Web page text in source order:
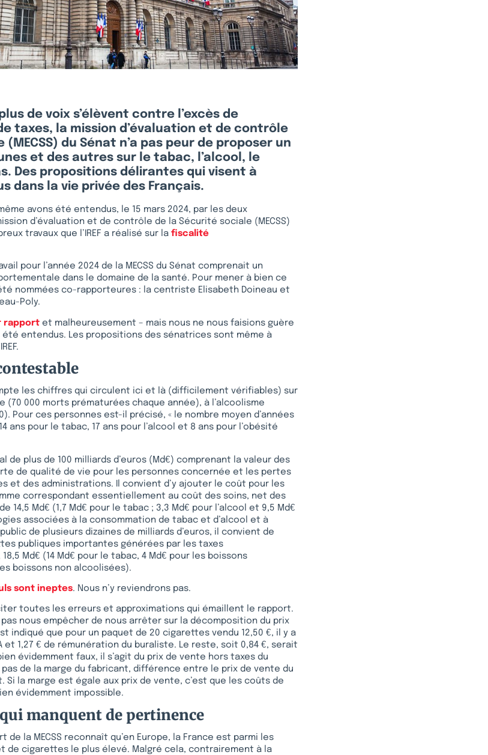
de voix s’élèvent contre l’excès de
taxes, la mission d’évaluation et de contrôle
du Sénat n’a pas peur de proposer un
et des autres sur le tabac, l’alcool, le
Des propositions délirantes qui visent à
dans la vie privée des Français.
avons été entendus, le 15 mars 2024, par les deux
d’évaluation et de contrôle de la Sécurité sociale (MECSS)
travaux que l’IREF a réalisé sur la fiscalité
pour l’année 2024 de la MECSS du Sénat comprenait un
dans le domaine de la santé. Pour mener à bien ce
nommées co-rapporteures : la centriste Elisabeth Doineau et
Poly.
rapport et malheureusement – mais nous ne nous faisions guère
été entendus. Les propositions des sénatrices sont même à
les chiffres qui circulent ici et là (difficilement vérifiables) sur
(70 000 morts prématurées chaque année), à l’alcoolisme
Pour ces personnes est-il précisé, « le nombre moyen d’années
ans pour le tabac, 17 ans pour l’alcool et 8 ans pour l’obésité
de plus de 100 milliards d’euros (Md€) comprenant la valeur des
de qualité de vie pour les personnes concernée et les pertes
et des administrations. Il convient d’y ajouter le coût pour les
correspondant essentiellement au coût des soins, net des
14,5 Md€ (1,7 Md€ pour le tabac ; 3,3 Md€ pour l’alcool et 9,5 Md€
associées à la consommation de tabac et d’alcool et à
de plusieurs dizaines de milliards d’euros, il convient de
publiques importantes générées par les taxes
Md€ (14 Md€ pour le tabac, 4 Md€ pour les boissons
boissons non alcoolisées).
sont ineptes. Nous n’y reviendrons pas.
toutes les erreurs et approximations qui émaillent le rapport.
nous empêcher de nous arrêter sur la décomposition du prix
indiqué que pour un paquet de 20 cigarettes vendu 12,50 €, il y a
et 1,27 € de rémunération du buraliste. Le reste, soit 0,84 €, serait
évidemment faux, il s’agit du prix de vente hors taxes du
de la marge du fabricant, différence entre le prix de vente du
la marge est égale aux prix de vente, c’est que les coûts de
évidemment impossible.
manquent de pertinence
de la MECSS reconnaît qu’en Europe, la France est parmi les
de cigarettes le plus élevé. Malgré cela, contrairement à la